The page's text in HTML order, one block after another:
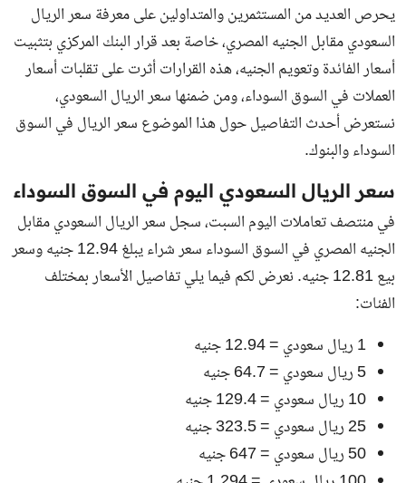
يحرص العديد من المستثمرين والمتداولين على معرفة سعر الريال
السعودي مقابل الجنيه المصري، خاصة بعد قرار البنك المركزي بتثبيت
أسعار الفائدة وتعويم الجنيه، هذه القرارات أثرت على تقلبات أسعار
العملات في السوق السوداء، ومن ضمنها سعر الريال السعودي،
نستعرض أحدث التفاصيل حول هذا الموضوع سعر الريال في السوق
السوداء والبنوك.
سعر الريال السعودي اليوم في السوق السوداء
في منتصف تعاملات اليوم السبت، سجل سعر الريال السعودي مقابل
الجنيه المصري في السوق السوداء سعر شراء يبلغ 12.94 جنيه وسعر
بيع 12.81 جنيه. نعرض لكم فيما يلي تفاصيل الأسعار بمختلف
الفئات:
1 ريال سعودي = 12.94 جنيه
5 ريال سعودي = 64.7 جنيه
10 ريال سعودي = 129.4 جنيه
25 ريال سعودي = 323.5 جنيه
50 ريال سعودي = 647 جنيه